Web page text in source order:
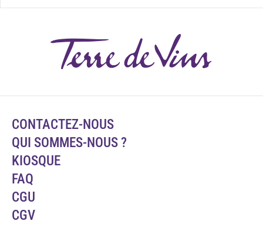
CONTACTEZ-NOUS
QUI SOMMES-NOUS ?
KIOSQUE
FAQ
CGU
CGV